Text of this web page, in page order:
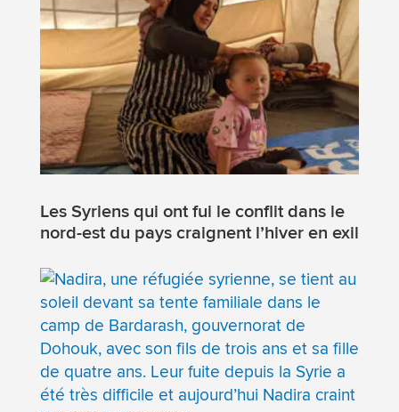
Les Syriens qui ont fui le conflit dans le
nord-est du pays craignent l’hiver en exil